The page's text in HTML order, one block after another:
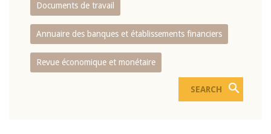
Documents de travail
Annuaire des banques et établissements financiers
Revue économique et monétaire